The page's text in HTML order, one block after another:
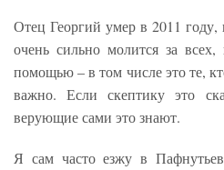
Отец Георгий умер в 2011
очень сильно молится за
помощью – в том числе это те,
важно. Если скептику это
верующие сами это знают.
Я сам часто езжу в